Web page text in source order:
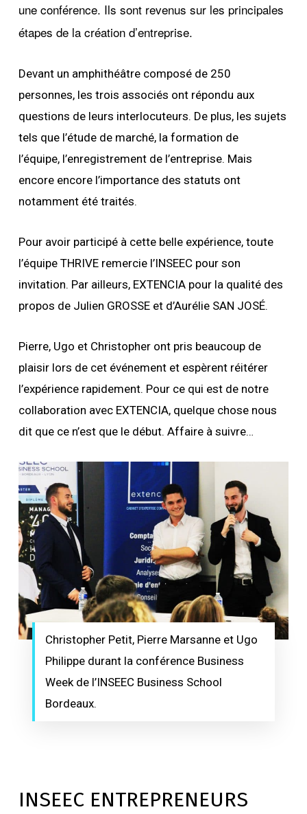
une conférence. Ils sont revenus sur les principales
étapes de la création d’entreprise.
Devant un amphithéâtre composé de 250
personnes, les trois associés ont répondu aux
questions de leurs interlocuteurs. De plus, les sujets
tels que l’étude de marché, la formation de
l’équipe, l’enregistrement de l’entreprise. Mais
encore encore l’importance des statuts ont
notamment été traités.
Pour avoir participé à cette belle expérience, toute
l’équipe THRIVE remercie l’INSEEC pour son
invitation. Par ailleurs, EXTENCIA pour la qualité des
propos de Julien GROSSE et d’Aurélie SAN JOSÉ.
Pierre, Ugo et Christopher ont pris beaucoup de
plaisir lors de cet événement et espèrent réitérer
l’expérience rapidement. Pour ce qui est de notre
collaboration avec EXTENCIA, quelque chose nous
dit que ce n’est que le début. Affaire à suivre…
Christopher Petit, Pierre Marsanne et Ugo
Philippe durant la conférence Business
Week de l’INSEEC Business School
Bordeaux.
INSEEC ENTREPRENEURS